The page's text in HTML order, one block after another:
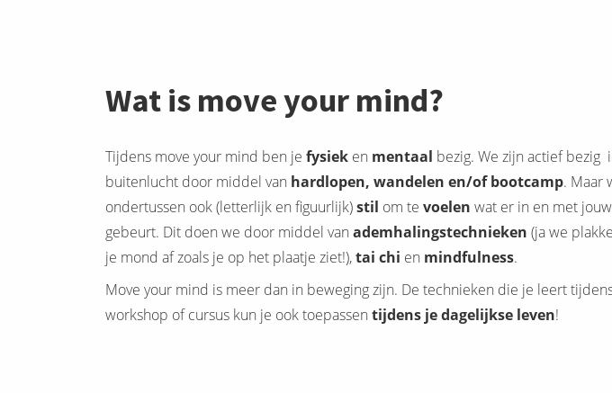
Wat is move your mind?
Tijdens move your mind ben je fysiek en mentaal bezig. We zijn actief bezig
buitenlucht door middel van hardlopen, wandelen en/of bootcamp. Maar
ondertussen ook (letterlijk en figuurlijk)stil om te voelen wat er in en met
gebeurt. Dit doen we door middel van ademhalingstechnieken (ja we
je mond af zoals je op het plaatje ziet!),tai chi en mindfulness.
Move your mind is meer dan in beweging zijn. De technieken die je leert
workshop of cursus kun je ook toepassen tijdens je dagelijkse leven!